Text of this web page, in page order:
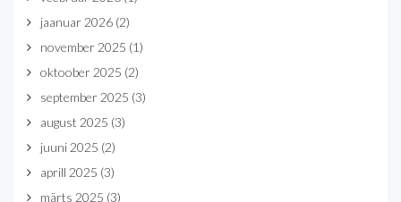
jaanuar 2026 (2)
november 2025 (1)
oktoober 2025 (2)
september 2025 (3)
august 2025 (3)
juuni 2025 (2)
aprill 2025 (3)
märts 2025 (3)